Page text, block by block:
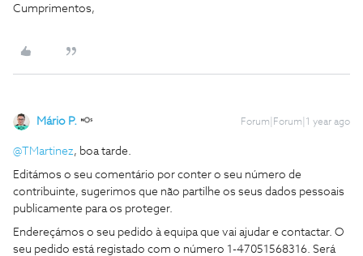
Cumprimentos,
Mário P. Forum|Forum|1 year ago
@TMartinez, boa tarde.
Editámos o seu comentário por conter o seu número de
contribuinte, sugerimos que não partilhe os seus dados pessoais
publicamente para os proteger.
Endereçámos o seu pedido à equipa que vai ajudar e contactar. O
seu pedido está registado com o número 1-47051568316. Será